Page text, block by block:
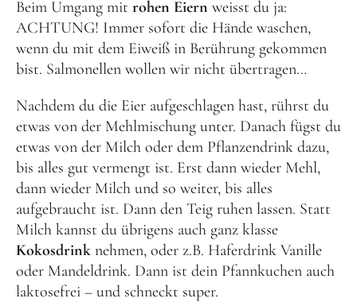
Beim Umgang mit rohen Eiern weisst du ja:
ACHTUNG! Immer sofort die Hände waschen,
wenn du mit dem Eiweiß in Berührung gekommen
bist. Salmonellen wollen wir nicht übertragen…
Nachdem du die Eier aufgeschlagen hast, rührst du
etwas von der Mehlmischung unter. Danach fügst du
etwas von der Milch oder dem Pflanzendrink dazu,
bis alles gut vermengt ist. Erst dann wieder Mehl,
dann wieder Milch und so weiter, bis alles
aufgebraucht ist. Dann den Teig ruhen lassen. Statt
Milch kannst du übrigens auch ganz klasse
Kokosdrink nehmen, oder z.B. Haferdrink Vanille
oder Mandeldrink. Dann ist dein Pfannkuchen auch
laktosefrei – und schneckt super.